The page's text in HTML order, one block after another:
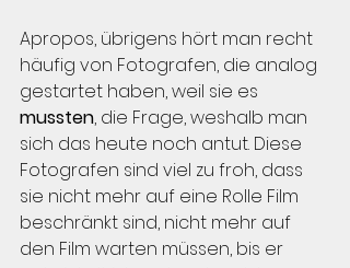
Apropos, übrigens hört man recht
häufig von Fotografen, die analog
gestartet haben, weil sie es
mussten, die Frage, weshalb man
sich das heute noch antut. Diese
Fotografen sind viel zu froh, dass
sie nicht mehr auf eine Rolle Film
beschränkt sind, nicht mehr auf
den Film warten müssen, bis er